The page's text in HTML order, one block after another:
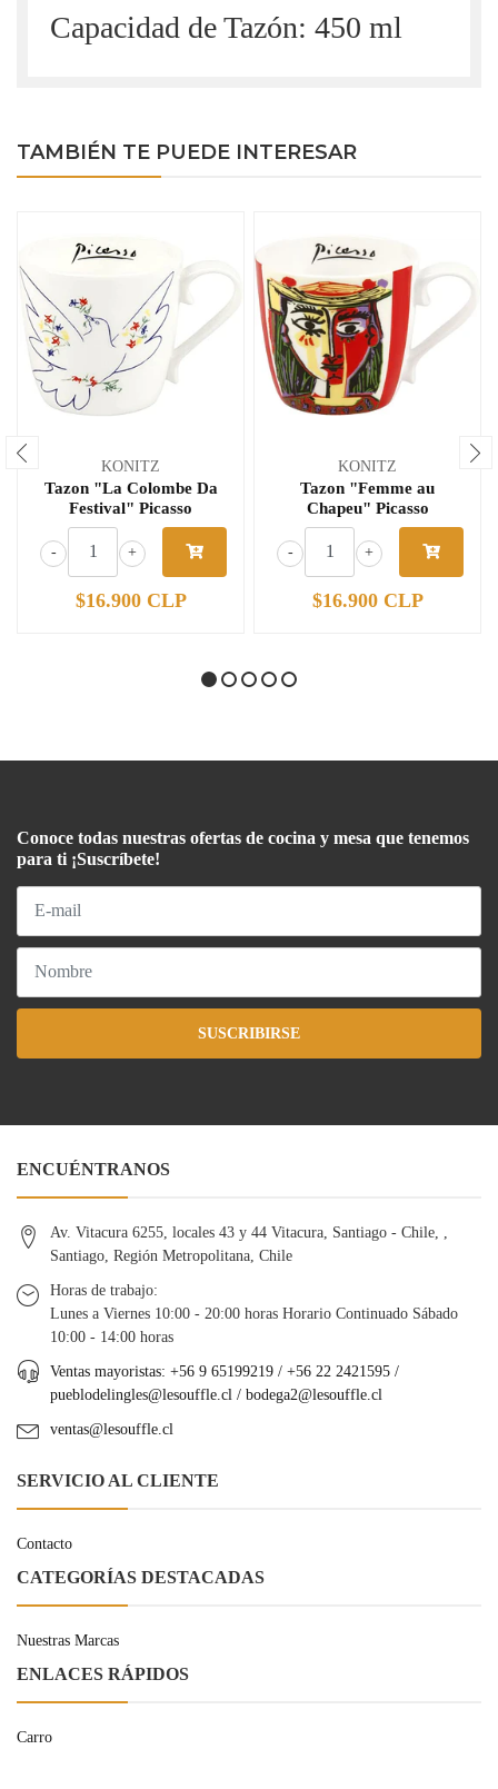
Capacidad de Tazón: 450 ml
TAMBIÉN TE PUEDE INTERESAR
KONITZ
Tazon "La Colombe Da
Festival" Picasso
+
-
$16.900 CLP
KONITZ
Tazon "Femme au
Chapeu" Picasso
+
-
$16.900 CLP
Conoce todas nuestras ofertas de cocina y mesa que tenemos
para ti ¡Suscríbete!
SUSCRIBIRSE
ENCUÉNTRANOS
Av. Vitacura 6255, locales 43 y 44 Vitacura, Santiago - Chile, ,
Santiago, Región Metropolitana, Chile
Horas de trabajo:
Lunes a Viernes 10:00 - 20:00 horas Horario Continuado Sábado
10:00 - 14:00 horas
Ventas mayoristas: +56 9 65199219 / +56 22 2421595 /
pueblodelingles@lesouffle.cl / bodega2@lesouffle.cl
ventas@lesouffle.cl
SERVICIO AL CLIENTE
Contacto
CATEGORÍAS DESTACADAS
Nuestras Marcas
ENLACES RÁPIDOS
Carro